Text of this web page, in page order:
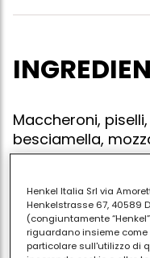
Maccheroni,
besciamella,
parmiggiano
Cucinare la salsa di
besciamella, i piselli,
Henkel Italia Srl via
Henkelstrasse 67, 40589
(congiuntamente
riguardano insieme
particolare sull'utilizzo di